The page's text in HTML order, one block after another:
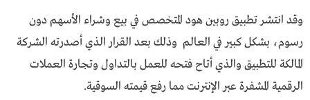
وقد انتشر تطبيق روبين هود المتخصص في بيع وشراء الأسهم دون
رسوم، بشكل كبير في العالم وذلك بعد القرار الذي أصدرته الشركة
المالكة للتطبيق والذي أتاح فتحه للعمل بالتداول وتجارة العملات
الرقمية المشفرة عبر الإنترنت مما رفع قيمته السوقية.